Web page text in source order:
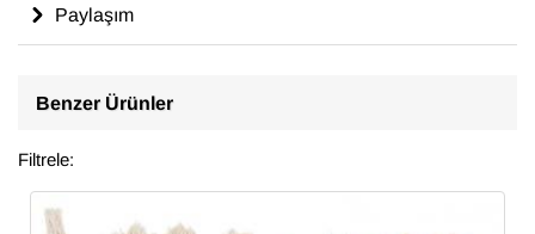
Paylaşım
Benzer Ürünler
Filtrele: